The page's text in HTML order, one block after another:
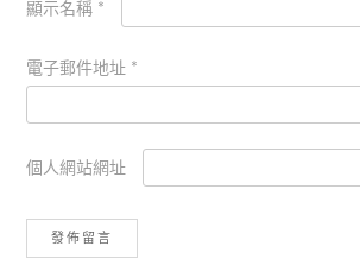
顯示名稱 *
電子郵件地址 *
個人網站網址